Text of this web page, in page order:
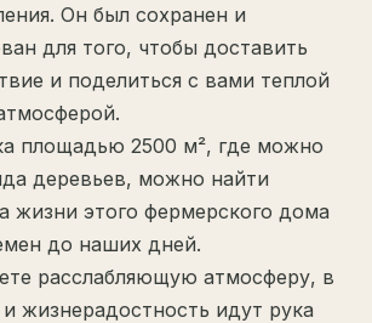
Он был сохранен и
для того, чтобы доставить
и поделиться с вами теплой
площадью 2500 м², где можно
деревьев, можно найти
жизни этого фермерского дома
до наших дней.
расслабляющую атмосферу, в
жизнерадостность идут рука